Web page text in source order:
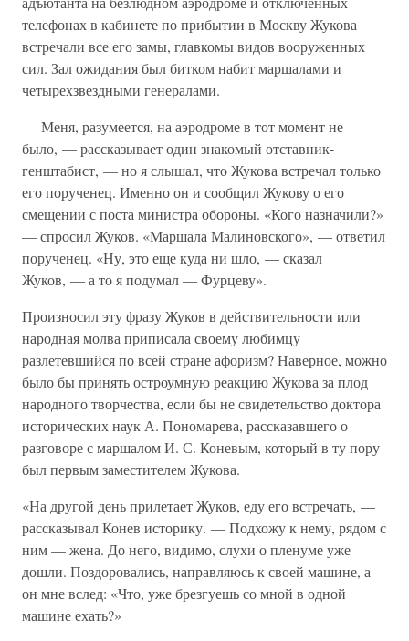
телефонах в кабинете по прибытии в Москву Жукова
встречали все его замы, главкомы видов вооруженных
сил. Зал ожидания был битком набит маршалами и
четырехзвездными генералами.
— Меня, разумеется, на аэродроме в тот момент не
было, — рассказывает один знакомый отставник-
генштабист, — но я слышал, что Жукова встречал только
его порученец. Именно он и сообщил Жукову о его
смещении с поста министра обороны. «Кого назначили?»
— спросил Жуков. «Маршала Малиновского», — ответил
порученец. «Ну, это еще куда ни шло, — сказал
Жуков, — а то я подумал — Фурцеву».
Произносил эту фразу Жуков в действительности или
народная молва приписала своему любимцу
разлетевшийся по всей стране афоризм? Наверное, можно
было бы принять остроумную реакцию Жукова за плод
народного творчества, если бы не свидетельство доктора
исторических наук А. Пономарева, рассказавшего о
разговоре с маршалом И. С. Коневым, который в ту пору
был первым заместителем Жукова.
«На другой день прилетает Жуков, еду его встречать, —
рассказывал Конев историку. — Подхожу к нему, рядом с
ним — жена. До него, видимо, слухи о пленуме уже
дошли. Поздоровались, направляюсь к своей машине, а
он мне вслед: «Что, уже брезгуешь со мной в одной
машине ехать?»